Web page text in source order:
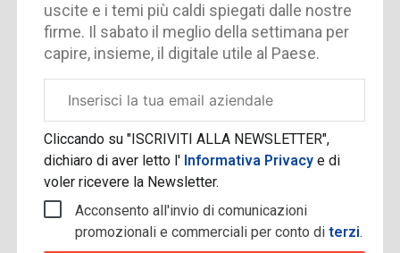
uscite e i temi più caldi spiegati dalle nostre
firme. Il sabato il meglio della settimana per
capire, insieme, il digitale utile al Paese.
aziendale
Cliccando su "ISCRIVITI ALLA NEWSLETTER",
dichiaro di aver letto l' Informativa Privacye di
voler ricevere la Newsletter.
Acconsento all'invio di comunicazioni
promozionali e commerciali per conto diterzi.